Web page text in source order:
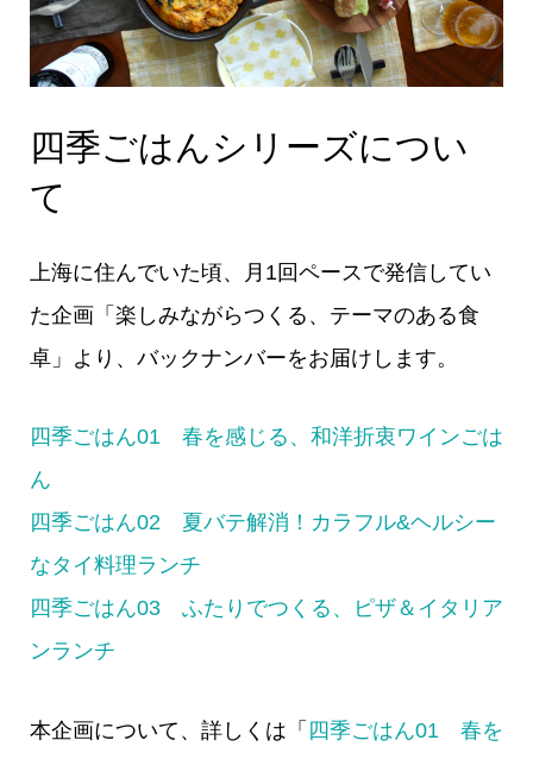
四季ごはんシリーズについ
て
上海に住んでいた頃、月1回ペースで発信してい
た企画「楽しみながらつくる、テーマのある食
卓」より、バックナンバーをお届けします。
四季ごはん01 春を感じる、和洋折衷ワインごは
ん
四季ごはん02 夏バテ解消！カラフル&ヘルシー
なタイ料理ランチ
四季ごはん03 ふたりでつくる、ピザ＆イタリア
ンランチ
本企画について、詳しくは「 四季ごはん01 春を